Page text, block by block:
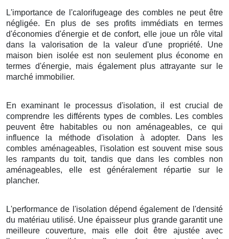
L'importance de l'calorifugeage des combles ne peut être
négligée. En plus de ses profits immédiats en termes
d'économies d'énergie et de confort, elle joue un rôle vital
dans la valorisation de la valeur d'une propriété. Une
maison bien isolée est non seulement plus économe en
termes d'énergie, mais également plus attrayante sur le
marché immobilier.
En examinant le processus d'isolation, il est crucial de
comprendre les différents types de combles. Les combles
peuvent être habitables ou non aménageables, ce qui
influence la méthode d'isolation à adopter. Dans les
combles aménageables, l'isolation est souvent mise sous
les rampants du toit, tandis que dans les combles non
aménageables, elle est généralement répartie sur le
plancher.
L'performance de l'isolation dépend également de l'densité
du matériau utilisé. Une épaisseur plus grande garantit une
meilleure couverture, mais elle doit être ajustée avec